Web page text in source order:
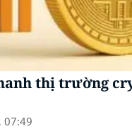
thị trường